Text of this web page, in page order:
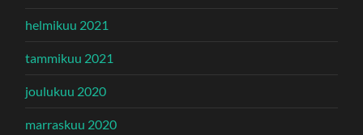
helmikuu 2021
tammikuu 2021
joulukuu 2020
marraskuu 2020